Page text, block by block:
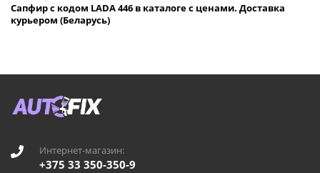
Сапфир с кодом LADA 446 в каталоге с ценами. Доставка
курьером (Беларусь)
Интернет-магазин:
+375 33 350-350-9